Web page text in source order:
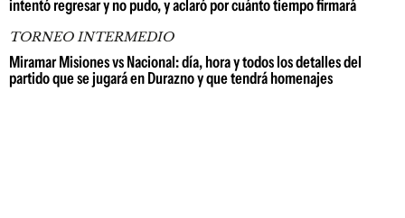
intentó regresar y no pudo, y aclaró por cuánto tiempo firmará
TORNEO INTERMEDIO
Miramar Misiones vs Nacional: día, hora y todos los detalles del
partido que se jugará en Durazno y que tendrá homenajes